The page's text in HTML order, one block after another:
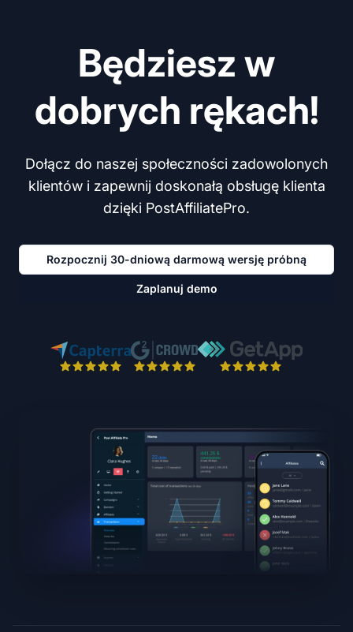
Będziesz w
dobrych rękach!
Dołącz do naszej społeczności zadowolonych
klientów i zapewnij doskonałą obsługę klienta
dzięki PostAffiliatePro.
Rozpocznij 30-dniową darmową wersję próbną
Zaplanuj demo